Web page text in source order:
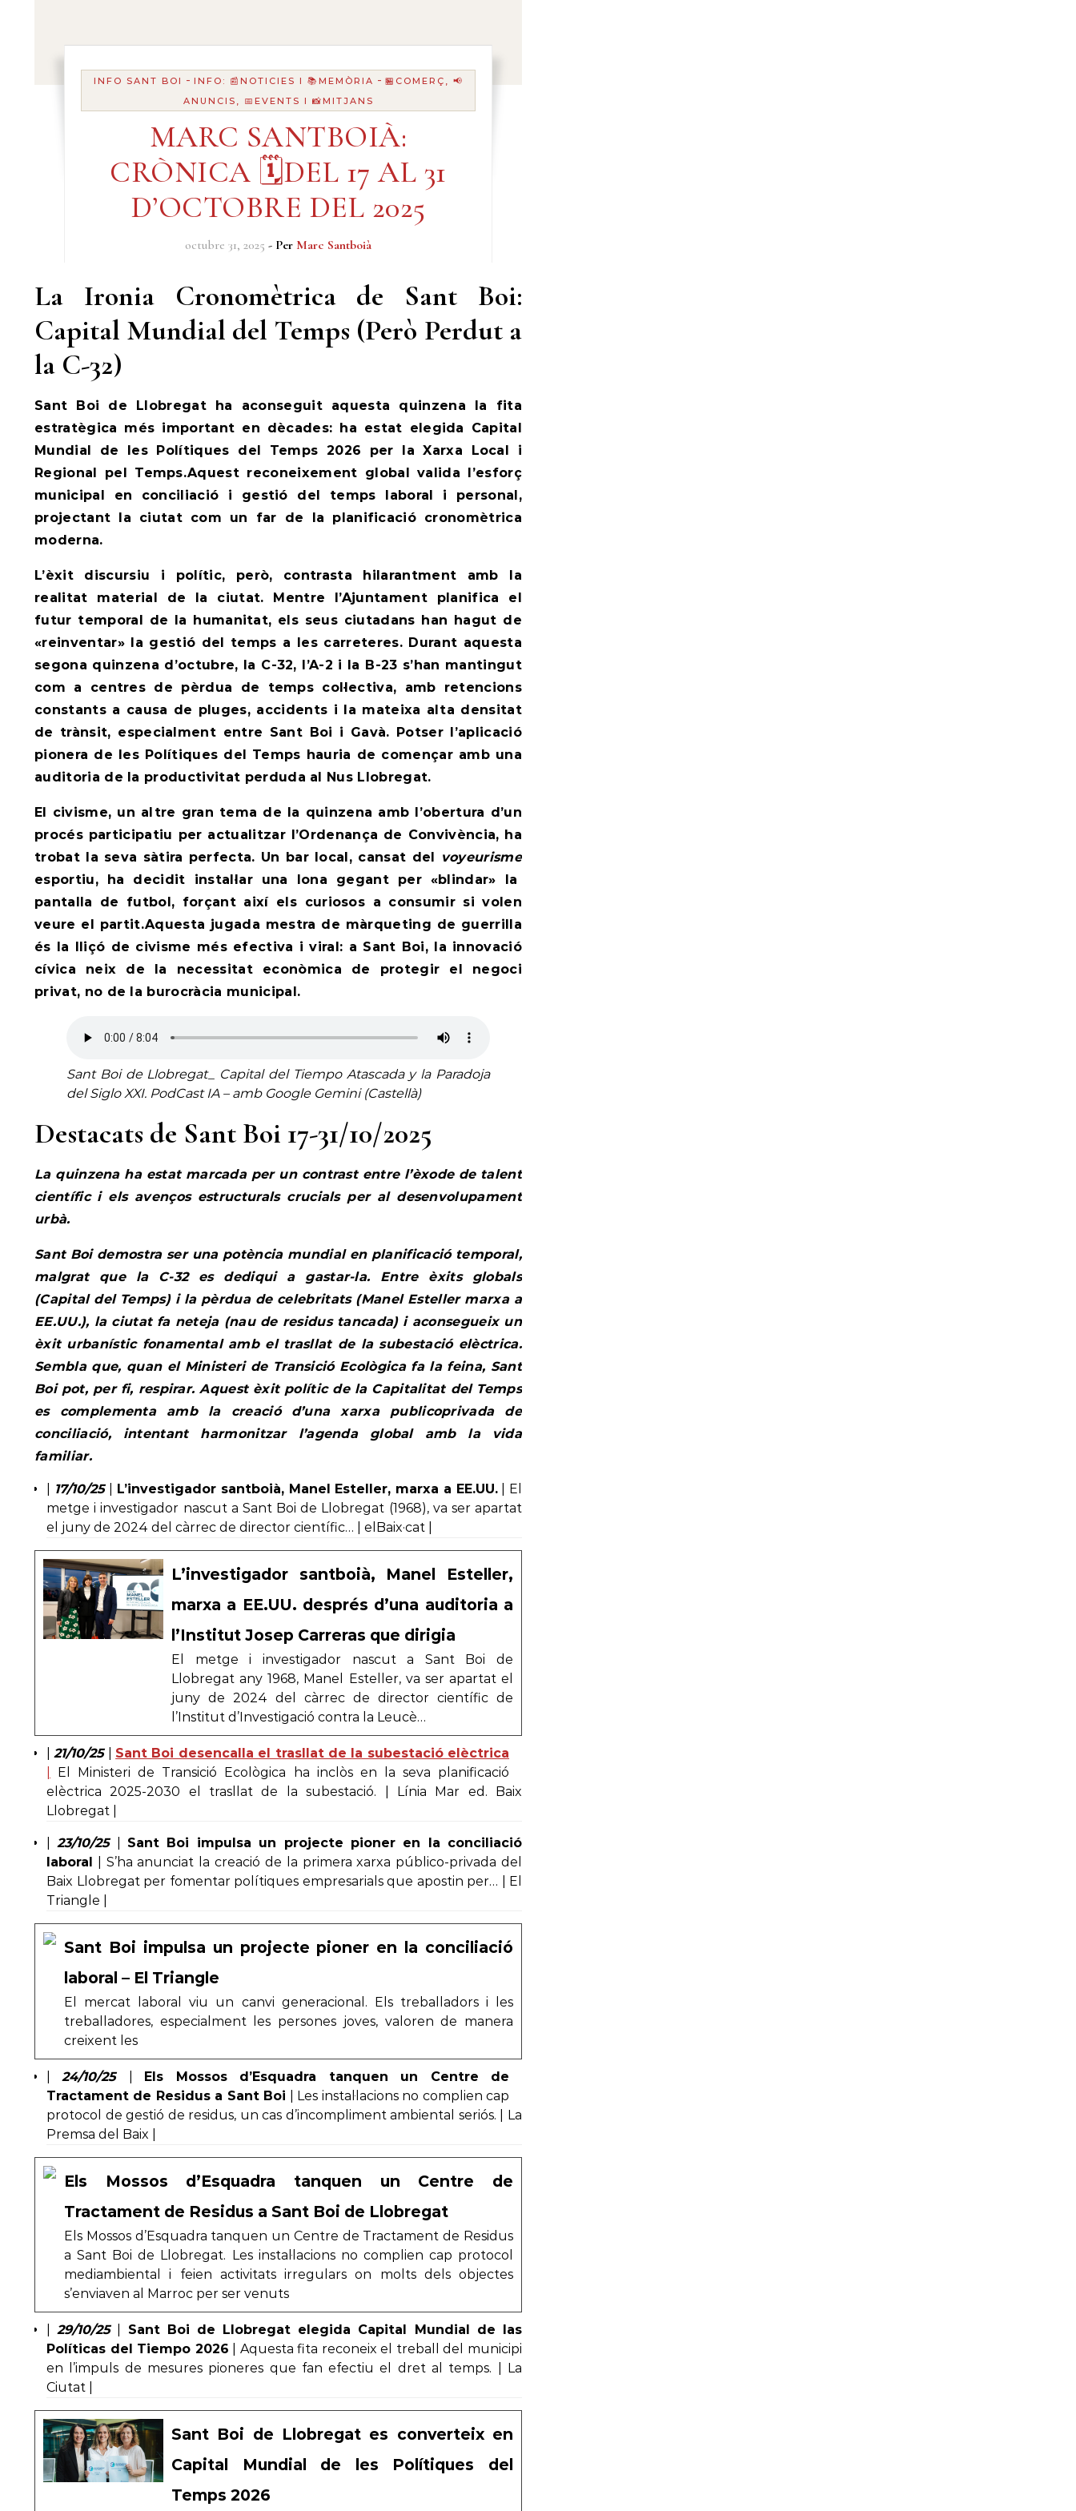
INFO SANT BOI - INFO: 📰NOTICIES I 📚MEMÒRIA - 🏪COMERÇ, 📢
ANUNCIS, 📅EVENTS I 📸MITJANS
MARC SANTBOIÀ:
CRÒNICA 🗓️DEL 17 AL 31
D’OCTOBRE DEL 2025
octubre 31, 2025 - Per Marc Santboià
La Ironia Cronomètrica de Sant Boi:
Capital Mundial del Temps (Però Perdut a
la C-32)
Sant Boi de Llobregat ha aconseguit aquesta quinzena la fita
estratègica més important en dècades: ha estat elegida Capital
Mundial de les Polítiques del Temps 2026 per la Xarxa Local i
Regional pel Temps.Aquest reconeixement global valida l’esforç
municipal en conciliació i gestió del temps laboral i personal,
projectant la ciutat com un far de la planificació cronomètrica
moderna.
L’èxit discursiu i polític, però, contrasta hilarantment amb la
realitat material de la ciutat. Mentre l’Ajuntament planifica el
futur temporal de la humanitat, els seus ciutadans han hagut de
«reinventar» la gestió del temps a les carreteres. Durant aquesta
segona quinzena d’octubre, la C-32, l’A-2 i la B-23 s’han mantingut
com a centres de pèrdua de temps col·lectiva, amb retencions
constants a causa de pluges, accidents i la mateixa alta densitat
de trànsit, especialment entre Sant Boi i Gavà. Potser l’aplicació
pionera de les Polítiques del Temps hauria de començar amb una
auditoria de la productivitat perduda al Nus Llobregat.
El civisme, un altre gran tema de la quinzena amb l’obertura d’un
procés participatiu per actualitzar l’Ordenança de Convivència, ha
trobat la seva sàtira perfecta. Un bar local, cansat del voyeurisme
esportiu, ha decidit instal·lar una lona gegant per «blindar» la
pantalla de futbol, forçant així els curiosos a consumir si volen
veure el partit.Aquesta jugada mestra de màrqueting de guerrilla
és la lliçó de civisme més efectiva i viral: a Sant Boi, la innovació
cívica neix de la necessitat econòmica de protegir el negoci
privat, no de la burocràcia municipal.
Sant Boi de Llobregat_ Capital del Tiempo Atascada y la Paradoja
del Siglo XXI. PodCast IA – amb Google Gemini (Castellà)
Destacats de Sant Boi 17-31/10/2025
La quinzena ha estat marcada per un contrast entre l’èxode de talent
científic i els avenços estructurals crucials per al desenvolupament
urbà.
Sant Boi demostra ser una potència mundial en planificació temporal,
malgrat que la C-32 es dediqui a gastar-la. Entre èxits globals
(Capital del Temps) i la pèrdua de celebritats (Manel Esteller marxa a
EE.UU.), la ciutat fa neteja (nau de residus tancada) i aconsegueix un
èxit urbanístic fonamental amb el trasllat de la subestació elèctrica.
Sembla que, quan el Ministeri de Transició Ecològica fa la feina, Sant
Boi pot, per fi, respirar. Aquest èxit polític de la Capitalitat del Temps
es complementa amb la creació d’una xarxa publicoprivada de
conciliació, intentant harmonitzar l’agenda global amb la vida
familiar.
17/10/25 L’investigador santboià, Manel Esteller, marxa a EE.UU.| El
metge i investigador nascut a Sant Boi de Llobregat (1968), va ser apartat
el juny de 2024 del càrrec de director científic… | elBaix·cat |
L’investigador santboià, Manel Esteller,
marxa a EE.UU. després d’una auditoria a
l’Institut Josep Carreras que dirigia
El metge i investigador nascut a Sant Boi de
Llobregat any 1968, Manel Esteller, va ser apartat el
juny de 2024 del càrrec de director científic de
l’Institut d’Investigació contra la Leucè…
|21/10/25| Sant Boi desencalla el trasllat de la subestació elèctrica
El Ministeri de Transició Ecològica ha inclòs en la seva planificació
elèctrica 2025-2030 el trasllat de la subestació. | Línia Mar ed. Baix
Llobregat |
|23/10/25| Sant Boi impulsa un projecte pioner en la conciliació
laboral | S’ha anunciat la creació de la primera xarxa público-privada del
Baix Llobregat per fomentar polítiques empresarials que apostin per… | El
Triangle |
Sant Boi impulsa un projecte pioner en la conciliació
laboral – El Triangle
El mercat laboral viu un canvi generacional. Els treballadors i les
treballadores, especialment les persones joves, valoren de manera
creixent les
|24/10/25
Els Mossos d’Esquadra tanquen un Centre de
Tractament de Residus a Sant Boi | Les instal·lacions no complien cap
protocol de gestió de residus, un cas d’incompliment ambiental seriós. | La
Premsa del Baix |
Els Mossos d’Esquadra tanquen un Centre de
Tractament de Residus a Sant Boi de Llobregat
Els Mossos d’Esquadra tanquen un Centre de Tractament de Residus
a Sant Boi de Llobregat. Les instal·lacions no complien cap protocol
mediambiental i feien activitats irregulars on molts dels objectes
s’enviaven al Marroc per ser venuts
|29/10/25| Sant Boi de Llobregat elegida Capital Mundial de las
Políticas del Tiempo 2026 | Aquesta fita reconeix el treball del municipi
en l’impuls de mesures pioneres que fan efectiu el dret al temps. | La
Ciutat |
Sant Boi de Llobregat es converteix en
Capital Mundial de les Polítiques del
Temps 2026